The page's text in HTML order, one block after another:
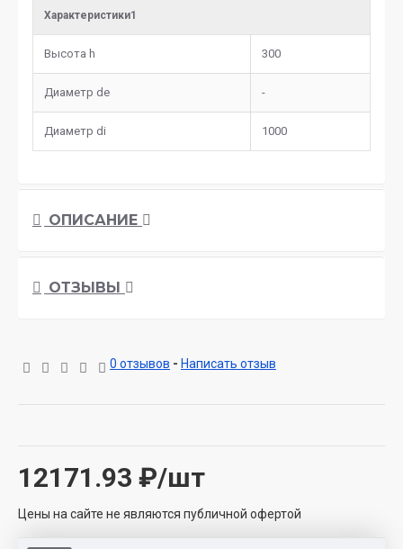
Характеристики1
Высота h 300
Диаметр de -
Диаметр di 1000
ОПИСАНИЕ
ОТЗЫВЫ
0 отзывов - Написать отзыв
12171.93 ₽/шт
Цены на сайте не являются публичной офертой